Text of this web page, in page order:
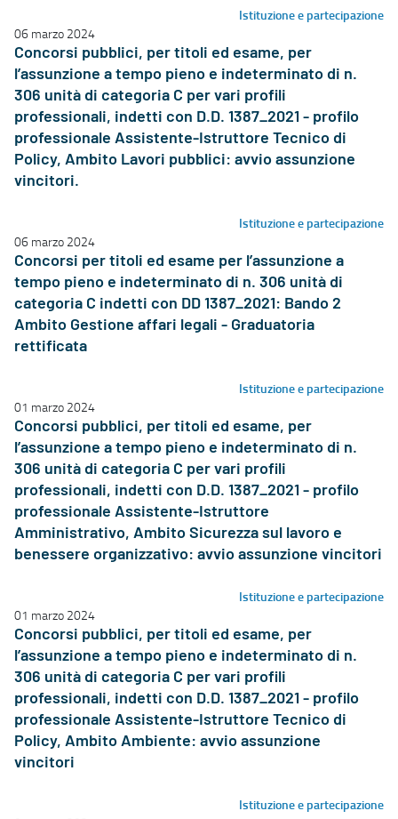
Istituzione e partecipazione
06 marzo 2024
Concorsi pubblici, per titoli ed esame, per
l’assunzione a tempo pieno e indeterminato di n.
306 unità di categoria C per vari profili
professionali, indetti con D.D. 1387_2021 - profilo
professionale Assistente-Istruttore Tecnico di
Policy, Ambito Lavori pubblici: avvio assunzione
vincitori.
Istituzione e partecipazione
06 marzo 2024
Concorsi per titoli ed esame per l’assunzione a
tempo pieno e indeterminato di n. 306 unità di
categoria C indetti con DD 1387_2021: Bando 2
Ambito Gestione affari legali - Graduatoria
rettificata
Istituzione e partecipazione
01 marzo 2024
Concorsi pubblici, per titoli ed esame, per
l’assunzione a tempo pieno e indeterminato di n.
306 unità di categoria C per vari profili
professionali, indetti con D.D. 1387_2021 - profilo
professionale Assistente-Istruttore
Amministrativo, Ambito Sicurezza sul lavoro e
benessere organizzativo: avvio assunzione vincitori
Istituzione e partecipazione
01 marzo 2024
Concorsi pubblici, per titoli ed esame, per
l’assunzione a tempo pieno e indeterminato di n.
306 unità di categoria C per vari profili
professionali, indetti con D.D. 1387_2021 - profilo
professionale Assistente-Istruttore Tecnico di
Policy, Ambito Ambiente: avvio assunzione
vincitori
Istituzione e partecipazione